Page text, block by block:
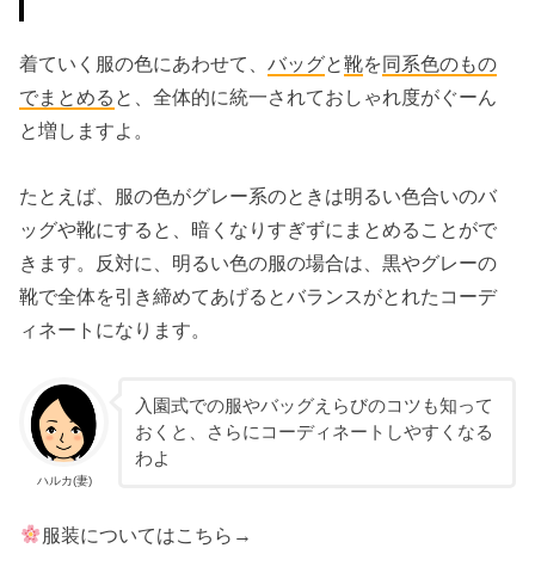
着ていく服の色にあわせて、バッグと靴を同系色のもの
でまとめる と、全体的に統一されておしゃれ度がぐーん
と増しますよ。
たとえば、服の色がグレー系のときは明るい色合いのバ
ッグや靴にすると、暗くなりすぎずにまとめることがで
きます。反対に、明るい色の服の場合は、黒やグレーの
靴で全体を引き締めてあげるとバランスがとれたコーデ
ィネートになります。
ハルカ(妻)
入園式での服やバッグえらびのコツも知って
おくと、さらにコーディネートしやすくなる
わよ
服装についてはこちら→